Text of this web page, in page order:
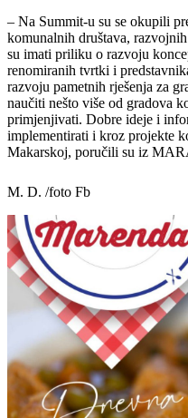
– Na Summit-u su se okupili
komunalnih društava,
su imati priliku o razvoju
renomiranih tvrtki i
razvoju pametnih rješenja za
naučiti nešto više od gradova
primjenjivati. Dobre ideje i
implementirati i kroz projekte
Makarskoj, poručili su iz
M. D. /foto Fb